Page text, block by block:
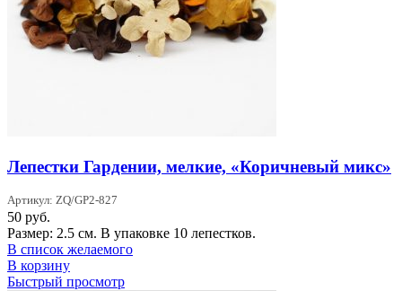
Лепестки Гардении, мелкие, «Коричневый микс»
Артикул: ZQ/GP2-827
50 руб.
Размер: 2.5 см. В упаковке 10 лепестков.
В список желаемого
В корзину
Быстрый просмотр